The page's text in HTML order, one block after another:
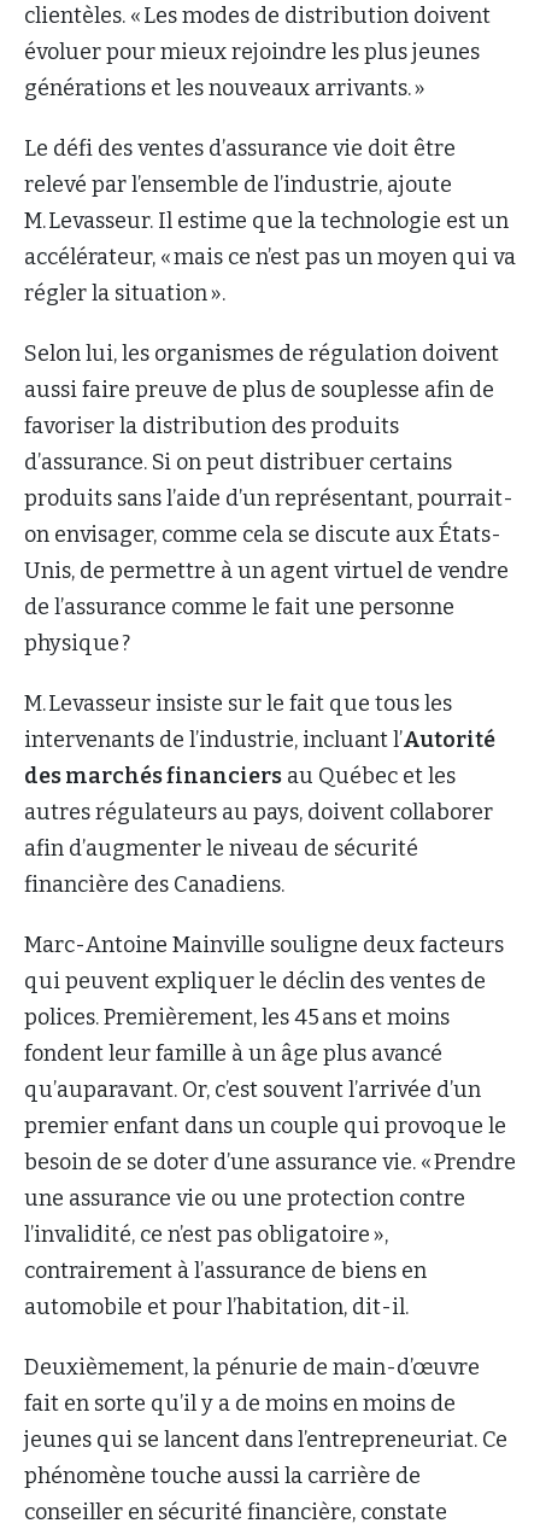
clientèles. « Les modes de distribution doivent
évoluer pour mieux rejoindre les plus jeunes
générations et les nouveaux arrivants. »
Le défi des ventes d’assurance vie doit être
relevé par l’ensemble de l’industrie, ajoute
M. Levasseur. Il estime que la technologie est un
accélérateur, « mais ce n’est pas un moyen qui va
régler la situation ».
Selon lui, les organismes de régulation doivent
aussi faire preuve de plus de souplesse afin de
favoriser la distribution des produits
d’assurance. Si on peut distribuer certains
produits sans l’aide d’un représentant, pourrait-
on envisager, comme cela se discute aux États-
Unis, de permettre à un agent virtuel de vendre
de l’assurance comme le fait une personne
physique ?
M. Levasseur insiste sur le fait que tous les
intervenants de l’industrie, incluant l’Autorité
des marchés financiers au Québec et les
autres régulateurs au pays, doivent collaborer
afin d’augmenter le niveau de sécurité
financière des Canadiens.
Marc-Antoine Mainville souligne deux facteurs
qui peuvent expliquer le déclin des ventes de
polices. Premièrement, les 45 ans et moins
fondent leur famille à un âge plus avancé
qu’auparavant. Or, c’est souvent l’arrivée d’un
premier enfant dans un couple qui provoque le
besoin de se doter d’une assurance vie. « Prendre
une assurance vie ou une protection contre
l’invalidité, ce n’est pas obligatoire »,
contrairement à l’assurance de biens en
automobile et pour l’habitation, dit-il.
Deuxièmement, la pénurie de main-d’œuvre
fait en sorte qu’il y a de moins en moins de
jeunes qui se lancent dans l’entrepreneuriat. Ce
phénomène touche aussi la carrière de
conseiller en sécurité financière, constate